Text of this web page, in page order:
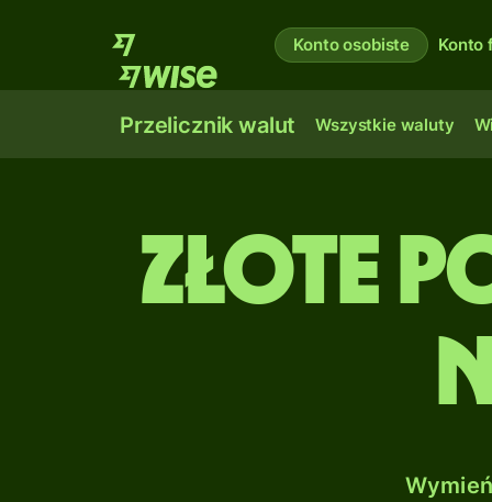
Konto osobiste Konto
Przelicznik walut Wszystkie waluty
Złote